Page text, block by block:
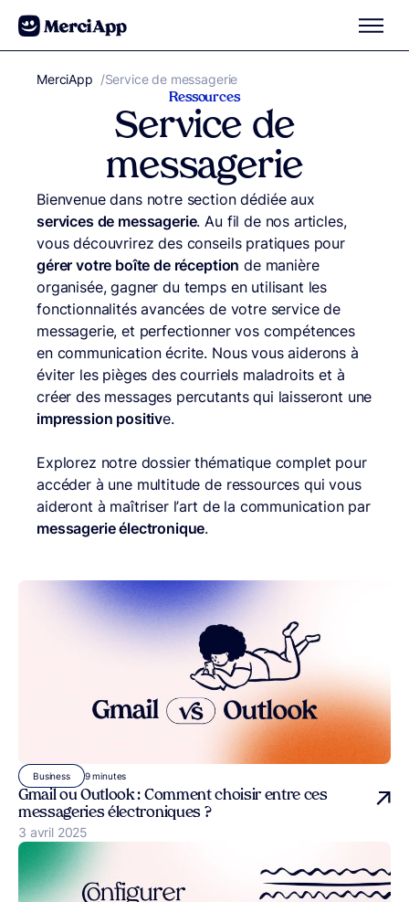
Aller au contenu
MerciApp correcteur orthographe
/Service de messagerie
Ressources
Service de
messagerie
Bienvenue dans notre section dédiée aux
services de messagerie. Au fil de nos articles,
vous découvrirez des conseils pratiques pour
gérer votre boîte de réception de manière
organisée, gagner du temps en utilisant les
fonctionnalités avancées de votre service de
messagerie, et perfectionner vos compétences
en communication écrite. Nous vous aiderons à
éviter les pièges des courriels maladroits et à
créer des messages percutants qui laisseront une
impression positive.
Explorez notre dossier thématique complet pour
accéder à une multitude de ressources qui vous
aideront à maîtriser l’art de la communication par
messagerie électronique.
Business 9 minutes
Gmail ou Outlook : Comment choisir entre ces
messageries électroniques ?
Publié le
3 avril 2025